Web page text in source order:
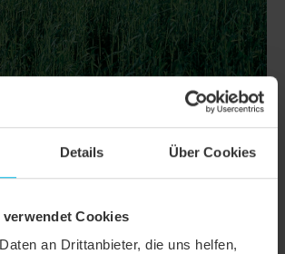
Details Über Cookies
verwendet Cookies
an Drittanbieter, die uns helfen,